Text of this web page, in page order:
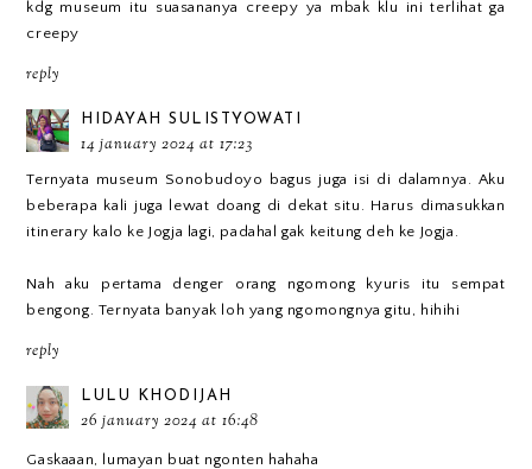
kdg museum itu suasananya creepy ya mbak klu ini terlihat ga
creepy
reply
HIDAYAH SULISTYOWATI
14 january 2024 at 17:23
Ternyata museum Sonobudoyo bagus juga isi di dalamnya. Aku
beberapa kali juga lewat doang di dekat situ. Harus dimasukkan
itinerary kalo ke Jogja lagi, padahal gak keitung deh ke Jogja.
Nah aku pertama denger orang ngomong kyuris itu sempat
bengong. Ternyata banyak loh yang ngomongnya gitu, hihihi
reply
LULU KHODIJAH
26 january 2024 at 16:48
Gaskaaan, lumayan buat ngonten hahaha